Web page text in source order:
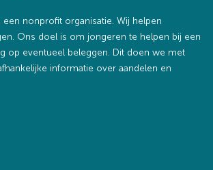
een nonprofit organisatie. Wij helpen
Ons doel is om jongeren te helpen bij een
op eventueel beleggen. Dit doen we met
informatie over aandelen en